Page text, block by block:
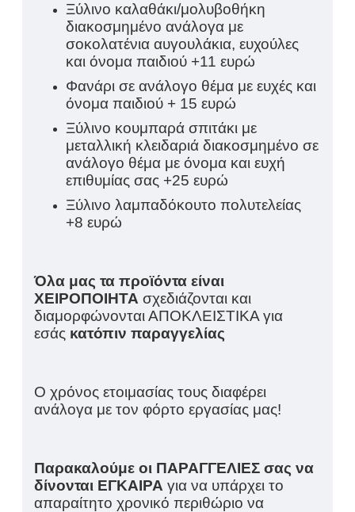
Ξύλινο καλαθάκι/μολυβοθήκη
διακοσμημένο ανάλογα με
σοκολατένια αυγουλάκια, ευχούλες
και όνομα παιδιού +11 ευρώ
Φανάρι σε ανάλογο θέμα με ευχές και
όνομα παιδιού + 15 ευρώ
Ξύλινο κουμπαρά σπιτάκι με
μεταλλική κλειδαριά διακοσμημένο σε
ανάλογο θέμα με όνομα και ευχή
επιθυμίας σας +25 ευρώ
Ξύλινο λαμπαδόκουτο πολυτελείας
+8 ευρώ
Όλα μας τα προϊόντα είναι
ΧΕΙΡΟΠΟΙΗΤΑ σχεδιάζονται και
διαμορφώνονται ΑΠΟΚΛΕΙΣΤΙΚΑ για
εσάς κατόπιν παραγγελίας
Ο χρόνος ετοιμασίας τους διαφέρει
ανάλογα με τον φόρτο εργασίας μας!
Παρακαλούμε οι ΠΑΡΑΓΓΕΛΙΕΣ σας να
δίνονται ΕΓΚΑΙΡΑ για να υπάρχει το
απαραίτητο χρονικό περιθώριο να